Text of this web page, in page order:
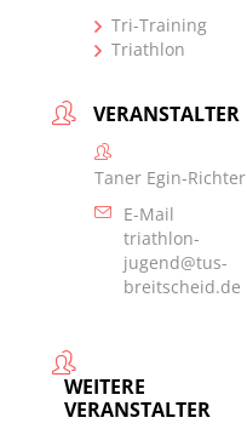
Tri-Training
Triathlon
VERANSTALTER
Taner Egin-Richter
E-Mail
triathlon-
jugend@tus-
breitscheid.de
WEITERE
VERANSTALTER